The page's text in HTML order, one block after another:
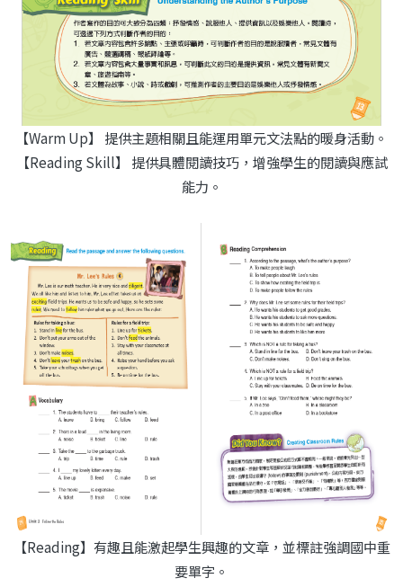
【Warm Up】 提供主題相關且能運用單元文法點的暖身活動。
【Reading Skill】 提供具體閱讀技巧，增強學生的閱讀與應試
能力。
【Reading】有趣且能激起學生興趣的文章，並標註強調國中重
要單字。